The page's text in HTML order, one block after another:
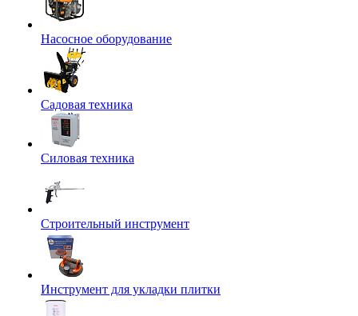
Насосное оборудование
Садовая техника
Силовая техника
Строительный инструмент
Инструмент для укладки плитки